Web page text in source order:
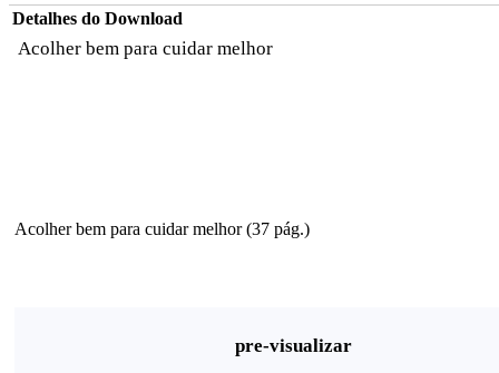
Detalhes do Download
Acolher bem para cuidar melhor
Acolher bem para cuidar melhor (37 pág.)
pre-visualizar